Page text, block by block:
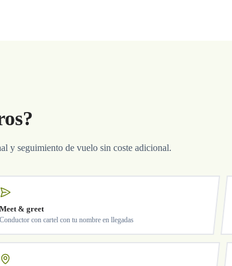
y seguimiento de vuelo sin coste adicional.
Meet & greet
Conductor con cartel con tu nombre en llegadas